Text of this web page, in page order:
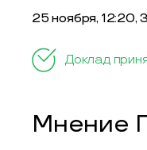
25 ноября, 12:20,
Доклад
Мнение